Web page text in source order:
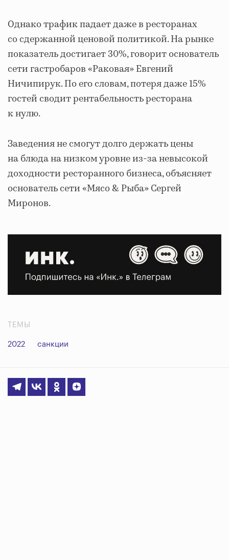
Однако трафик падает даже в ресторанах
со сдержанной ценовой политикой. На рынке
показатель достигает 30%, говорит основатель
сети гастробаров «Раковая» Евгений
Ничипирук. По его словам, потеря даже 15%
гостей сводит рентабельность ресторана
к нулю.
Заведения не смогут долго держать цены
на блюда на низком уровне из-за невысокой
доходности ресторанного бизнеса, объясняет
основатель сети «Мясо & Рыба» Сергей
Миронов.
ТЕМЫ
2022 санкции